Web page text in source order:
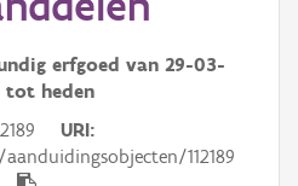
erfgoed van 29-03-
tot heden
URI
112189